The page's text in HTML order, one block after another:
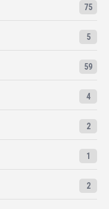
75
5
59
4
2
1
2